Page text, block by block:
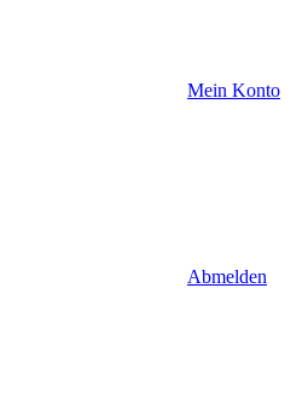
Mein Konto
Abmelden